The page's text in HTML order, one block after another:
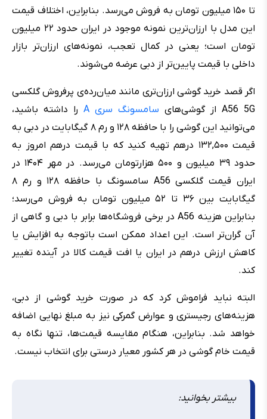
تا ۱۵۰ میلیون تومان به فروش می‌رسد. بنابراین، اختلاف قیمت
این مدل با ارزان‌ترین نمونه موجود در ایران حدود ۲۲ میلیون
تومان است؛ یعنی در کمال تعجب، نمونه‌های ارزان‌تر بازار
داخلی با قیمت پایین‌تر از دبی عرضه می‌شوند.
اگر قصد خرید گوشی ارزان‌تری مانند میان‌رده‌ی پرفروش گلکسی
A56 5G از گوشی‌های
سامسونگ سری A
را داشته باشید،
می‌توانید این گوشی را با حافظه ۱۲۸ و رم ۸ گیگابایت در دبی به
قیمت ۱۳۲,۵۰۰ درهم تهیه کنید که با قیمت درهم امروز به
حدود ۳۹ میلیون و ۵۰۰ هزارتومان می‌رسد. در مهر ۱۴۰۴ در
ایران قیمت گلکسی A56 سامسونگ با حافظه ۱۲۸ و رم ۸
گیگابایت بین ۳۶ تا ۵۲ میلیون تومان به فروش می‌رسد؛
بنابراین هزینه A56 در برخی فروشگاه‌ها برابر با دبی و گاهی از
آن گران‌تر است. این اعداد ممکن است باتوجه به افزایش یا
کاهش ارزش درهم در ایران یا افت قیمت کالا در آینده تغییر
کند.
البته نباید فراموش کرد که در صورت خرید گوشی از دبی،
هزینه‌های رجیستری و عوارض گمرکی نیز به مبلغ نهایی اضافه
خواهد شد. بنابراین، هنگام مقایسه قیمت‌ها، تنها نگاه به
قیمت خام گوشی در هر کشور معیار درستی برای انتخاب نیست.
بیشتر بخوانید: